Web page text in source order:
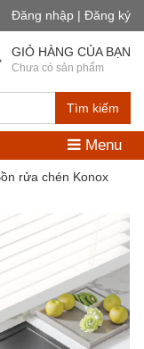
Đăng nhập | Đăng ký
Tìm kiếm
GIỎ HÀNG CỦA BẠN
Chưa có sản phẩm
Menu
rửa chén Konox